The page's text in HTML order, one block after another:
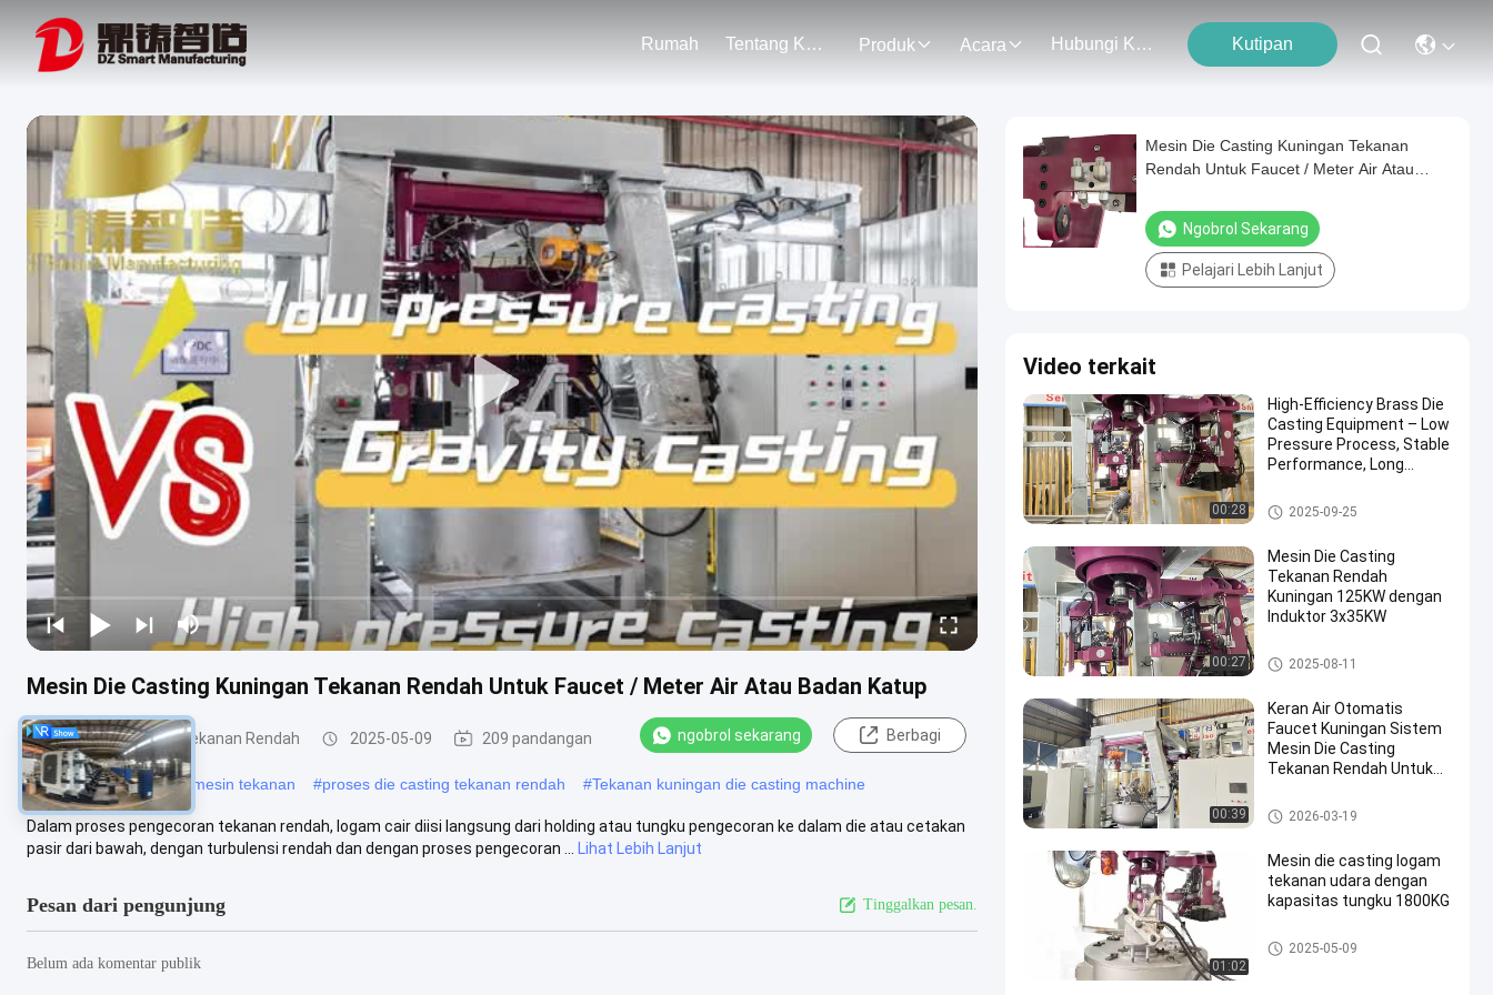
Rumah Tentang Kami Produk Acara Hubungi Kami Kutipan
Mesin Die Casting Kuningan Tekanan Rendah Untuk Faucet / Meter Air Atau Badan Katup
Mesin Die Casting Tekanan Rendah 2025-05-09 209 pandangan ngobrol sekarang Berbagi
#aluminium die casting mesin tekanan #proses die casting tekanan rendah #Tekanan kuningan die casting machine
Dalam proses pengecoran tekanan rendah, logam cair diisi langsung dari holding atau tungku pengecoran ke dalam die atau cetakan
pasir dari bawah, dengan turbulensi rendah dan dengan proses pengecoran ...
Lihat Lebih Lanjut
Pesan dari pengunjung Tinggalkan pesan.
Belum ada komentar publik
Mesin Die Casting Kuningan Tekanan
Rendah Untuk Faucet / Meter Air Atau
Ngobrol Sekarang
Pelajari Lebih Lanjut
Video terkait
00:28
High-Efficiency Brass Die
Casting Equipment – Low
Pressure Process, Stable
Performance, Long
Mesin Die Casting Tekanan R
endah
2025-09-25
00:27
Mesin Die Casting
Tekanan Rendah
Kuningan 125KW dengan
Induktor 3x35KW
Mesin Die Casting Tekanan R
endah
2025-08-11
00:39
Keran Air Otomatis
Faucet Kuningan Sistem
Mesin Die Casting
Tekanan Rendah Untuk
Mesin Die Casting Tekanan R
endah
2026-03-19
01:02
Mesin die casting logam
tekanan udara dengan
kapasitas tungku 1800KG
Mesin Die Casting Tekanan R
endah
2025-05-09